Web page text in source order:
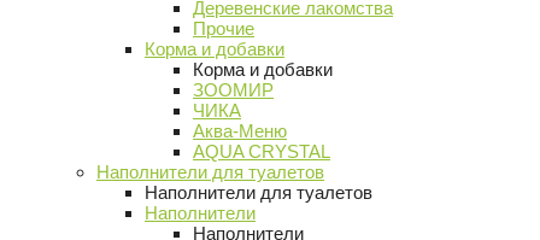
Деревенские лакомства
Прочие
Корма и добавки
Корма и добавки
ЗООМИР
ЧИКА
Аква-Меню
AQUA CRYSTAL
Наполнители для туалетов
Наполнители для туалетов
Наполнители
Наполнители